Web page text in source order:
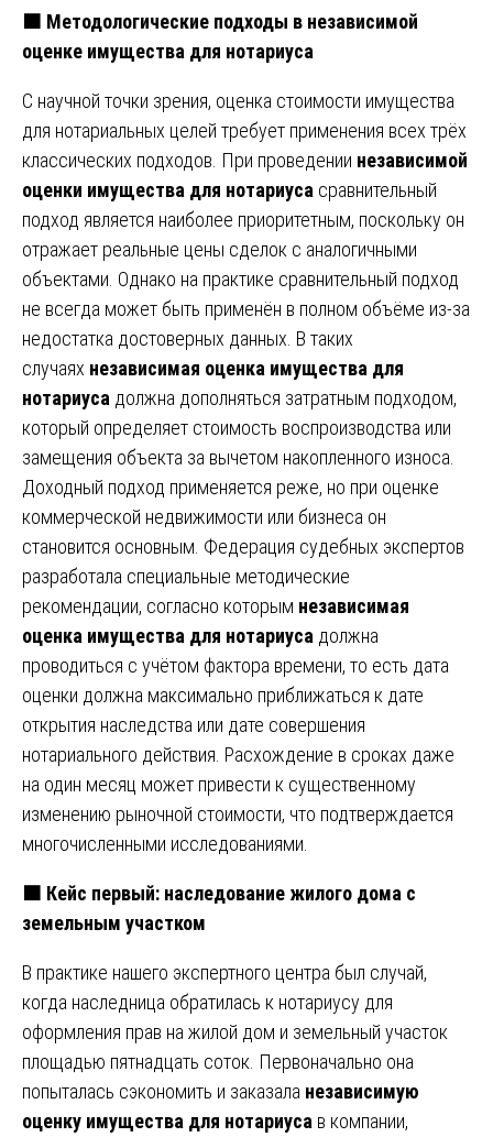
🟧 Методологические подходы в независимой
оценке имущества для нотариуса
С научной точки зрения, оценка стоимости имущества
для нотариальных целей требует применения всех трёх
классических подходов. При проведении независимой
оценки имущества для нотариуса сравнительный
подход является наиболее приоритетным, поскольку он
отражает реальные цены сделок с аналогичными
объектами. Однако на практике сравнительный подход
не всегда может быть применён в полном объёме из-за
недостатка достоверных данных. В таких
случаях независимая оценка имущества для
нотариуса должна дополняться затратным подходом,
который определяет стоимость воспроизводства или
замещения объекта за вычетом накопленного износа.
Доходный подход применяется реже, но при оценке
коммерческой недвижимости или бизнеса он
становится основным. Федерация судебных экспертов
разработала специальные методические
рекомендации, согласно которым независимая
оценка имущества для нотариуса должна
проводиться с учётом фактора времени, то есть дата
оценки должна максимально приближаться к дате
открытия наследства или дате совершения
нотариального действия. Расхождение в сроках даже
на один месяц может привести к существенному
изменению рыночной стоимости, что подтверждается
многочисленными исследованиями.
🟧 Кейс первый: наследование жилого дома с
земельным участком
В практике нашего экспертного центра был случай,
когда наследница обратилась к нотариусу для
оформления прав на жилой дом и земельный участок
площадью пятнадцать соток. Первоначально она
попыталась сэкономить и заказала независимую
оценку имущества для нотариуса в компании,